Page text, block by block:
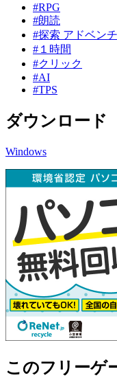
#RPG
#朗読
#探索 アドベン
#１時間
#クリック
#AI
#TPS
ダウンロード
Windows
このフリーゲ